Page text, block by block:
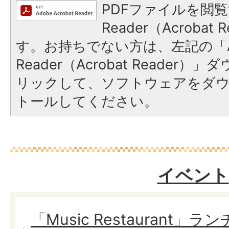
PDFファイルを閲
Reader（Acrobat
す。お持ちでない方は、左記の
Reader（Acrobat Reader）」ダ
リックして、ソフトウェアをダ
トールしてください。
イベント
「Music Restaurant」ラン